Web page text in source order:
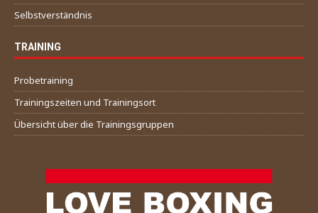
Selbstverständnis
TRAINING
Probetraining
Trainingszeiten und Trainingsort
Übersicht über die Trainingsgruppen